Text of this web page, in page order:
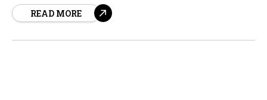
respuesta de la infantería en la primera línea de fuego.
READ MORE